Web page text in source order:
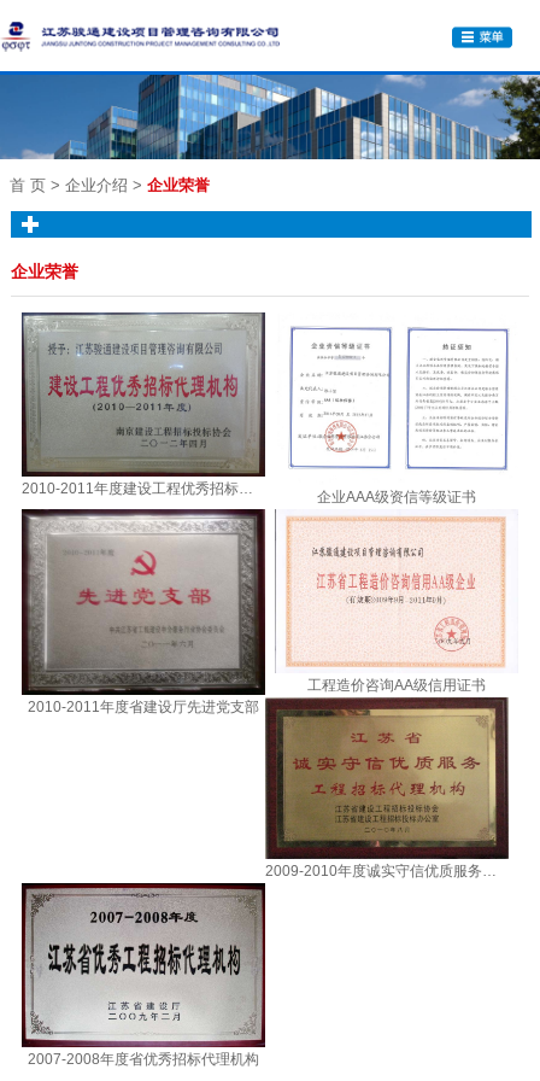
首 页 > 企业介绍 > 企业荣誉
企业荣誉
2010-2011年度建设工程优秀招标代理机构 企业AAA级资信等级证书
2010-2011年度省建设厅先进党支部
工程造价咨询AA级信用证书
2009-2010年度诚实守信优质服务招标代理机构
2007-2008年度省优秀招标代理机构